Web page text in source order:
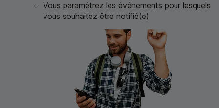
Vous paramétrez les événements pour lesquels
vous souhaitez être notifié(e)